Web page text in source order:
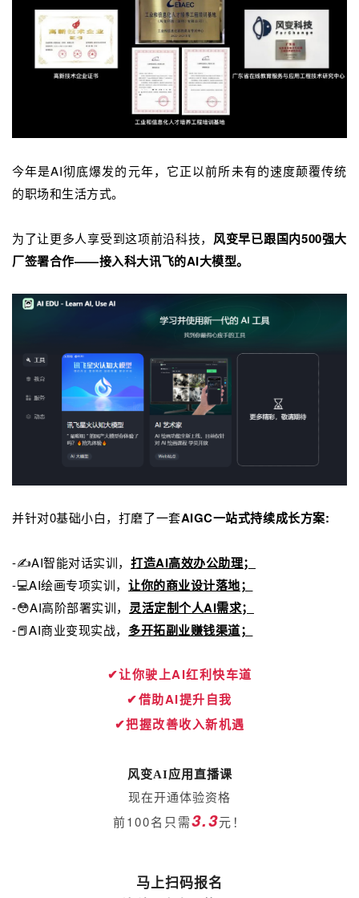
今年是AI彻底爆发的元年，它正以前所未有的速度颠覆传统
的职场和生活方式。
为了让更多人享受到这项前沿科技， 风变早已跟国内500强大
厂签署合作——接入科大讯飞的AI大模型。
并针对0基础小白，打磨了一套AIGC一站式持续成长方案:
-✍AI智能对话实训， 打造AI高效办公助理；
-💻AI绘画专项实训， 让你的商业设计落地；
-😳AI高阶部署实训， 灵活定制个人AI需求；
-📕AI商业变现实战， 多开拓副业赚钱渠道；
✔让你驶上AI红利快车道
✔借助AI提升自我
✔把握改善收入新机遇
风变AI应用直播课
现在开通体验资格
前100名只需3.3元！
马上扫码报名